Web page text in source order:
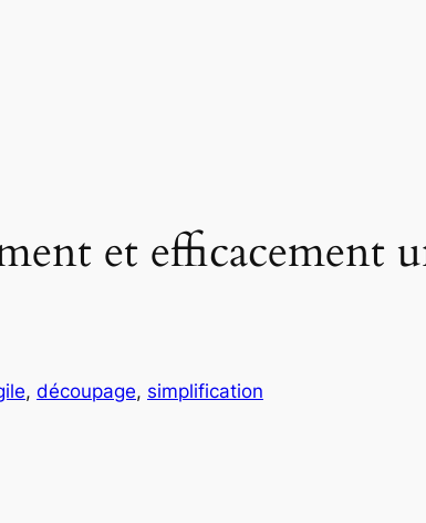
et efficacement
, découpage, simplification